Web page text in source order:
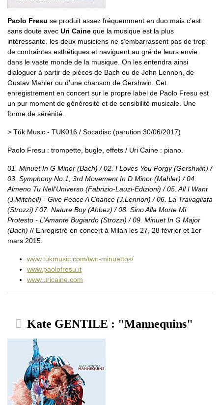
Paolo Fresu se produit assez fréquemment en duo mais c’est
sans doute avec Uri Caine que la musique est la plus
intéressante. les deux musiciens ne s’embarrassent pas de trop
de contraintes esthétiques et naviguent au gré de leurs envie
dans le vaste monde de la musique. On les entendra ainsi
dialoguer à partir de pièces de Bach ou de John Lennon, de
Gustav Mahler ou d’une chanson de Gershwin. Cet
enregistrement en concert sur le propre label de Paolo Fresu est
un pur moment de générosité et de sensibilité musicale. Une
forme de sérénité.
> Tǔk Music - TUK016 / Socadisc (parution 30/06/2017)
Paolo Fresu : trompette, bugle, effets / Uri Caine : piano.
01. Minuet In G Minor (Bach) / 02. I Loves You Porgy (Gershwin) /
03. Symphony No.1, 3rd Movement In D Minor (Mahler) / 04.
Almeno Tu Nell’Universo (Fabrizio-Lauzi-Edizioni) / 05. All I Want
(J.Mitchell) - Give Peace A Chance (J.Lennon) / 06. La Travagliata
(Strozzi) / 07. Nature Boy (Ahbez) / 08. Sino Alla Morte Mi
Protesto - L’Amante Bugiardo (Strozzi) / 09. Minuet In G Major
(Bach) // Enregistré en concert à Milan les 27, 28 février et 1er
mars 2015.
www.tukmusic.com/two-minuettos/
www.paolofresu.it
www.uricaine.com
Kate GENTILE : "Mannequins"